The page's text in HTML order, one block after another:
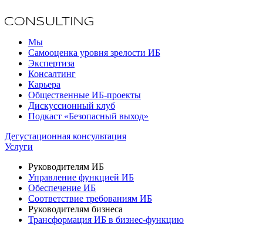
Мы
Самооценка уровня зрелости ИБ
Экспертиза
Консалтинг
Карьера
Общественные ИБ-проекты
Дискуссионный клуб
Подкаст «Безопасный выход»
Дегустационная консультация
Услуги
Руководителям ИБ
Управление функцией ИБ
Обеспечение ИБ
Соответствие требованиям ИБ
Руководителям бизнеса
Трансформация ИБ в бизнес-функцию